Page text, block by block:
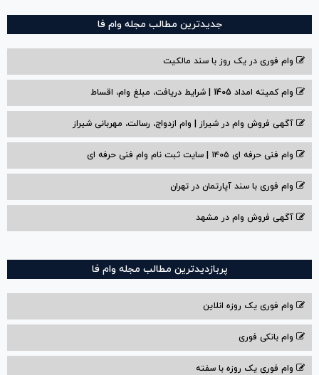
جدیدترین مطالب مجله وام فا
وام فوری در یک روز با سند مالکیت
وام کمیته امداد 1405 | شرایط دریافت، مبلغ وام، اقساط
آگهی فروش وام در شیراز | وام ازدواج، رسالت، مهربانی شیراز
وام فنی حرفه ای ۱۴۰۵ | سایت ثبت نام وام فنی حرفه ای
وام فوری با سند آپارتمان در تهران
آگهی فروش وام در مشهد
پربازدیدترین مطالب مجله وام فا
وام فوری یک روزه انلاین
وام بانکی فوری
وام فوری یک روزه با سفته